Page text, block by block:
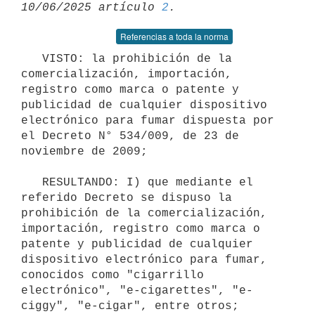
10/06/2025 artículo 2
Referencias a toda la norma
comercialización, importación,
registro como marca o patente y
publicidad de cualquier dispositivo
electrónico para fumar dispuesta por
el Decreto N° 534/009, de 23 de
noviembre de 2009;
referido Decreto se dispuso la
prohibición de la comercialización,
importación, registro como marca o
patente y publicidad de cualquier
dispositivo electrónico para fumar,
conocidos como "cigarrillo
electrónico", "e-cigarettes", "e-
ciggy", "e-cigar", entre otros;